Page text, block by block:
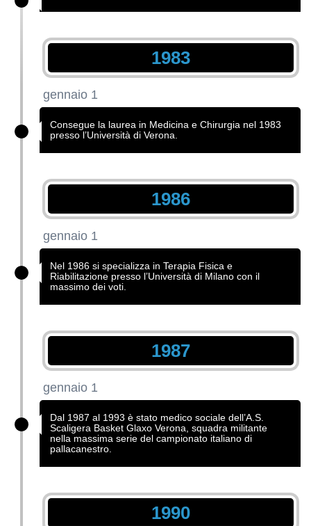
1983
gennaio 1
Consegue la laurea in Medicina e Chirurgia nel 1983
presso l’Università di Verona.
1986
gennaio 1
Nel 1986 si specializza in Terapia Fisica e
Riabilitazione presso l’Università di Milano con il
massimo dei voti.
1987
gennaio 1
Dal 1987 al 1993 è stato medico sociale dell’A.S.
Scaligera Basket Glaxo Verona, squadra militante
nella massima serie del campionato italiano di
pallacanestro.
1990